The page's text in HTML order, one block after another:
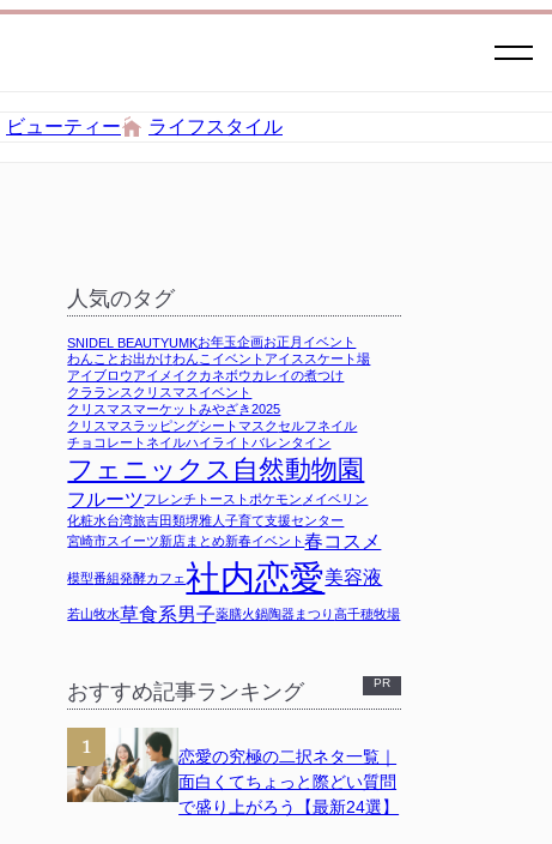
ビューティー ライフスタイル
人気のタグ
SNIDEL BEAUTYUMKお年玉企画お正月イベント
わんことお出かけわんこイベント アイススケート場
アイブロウアイメイク カネボウカレイの煮つけ
クラランス クリスマスイベント
クリスマスマーケットみやざき2025
クリスマスラッピングシートマスクセルフネイル
チョコレートネイルハイライトバレンタイン
フェニックス自然動物園
フルーツフレンチトーストポケモンメイベリン
化粧水台湾旅吉田類堺雅人子育て支援センター
宮崎市スイーツ新店まとめ新春イベント春コスメ
模型番組発酵カフェ社内恋愛美容液
若山牧水草食系男子薬膳火鍋陶器まつり高千穂牧場
おすすめ記事ランキング
恋愛の究極の二択ネタ一覧｜
面白くてちょっと際どい質問
で盛り上がろう【最新24選】